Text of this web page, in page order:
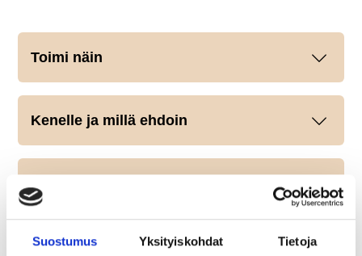
Suostumus Yksityiskohdat Tietoja
Toimi näin
Kenelle ja millä ehdoin
Tausta ja lainsäädäntö
Lukuvuosi